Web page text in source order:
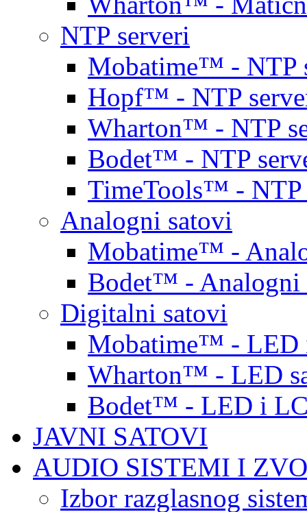
NTP serveri
Mobatime™ - NTP
Hopf™ - NTP
Wharton™ - NTP
Bodet™ - NTP
TimeTools™ - NTP
Analogni satovi
Mobatime™ -
Bodet™ - Analogni
Digitalni satovi
Mobatime™ - LED
Wharton™ - LED
Bodet™ - LED i
JAVNI SATOVI
AUDIO SISTEMI I
Izbor razglasnog